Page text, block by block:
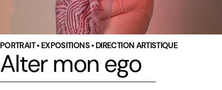
PORTRAIT • EXPOSITIONS • DIRECTION ARTISTIQUE
Alter mon ego